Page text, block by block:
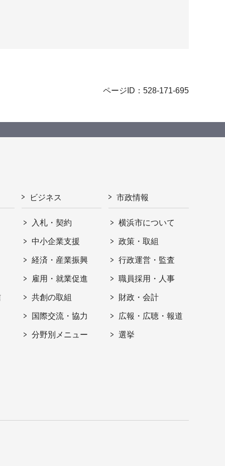
ページID：528-171-695
ビジネス
入札・契約
中小企業支援
経済・産業振興
雇用・就業促進
共創の取組
国際交流・協力
分野別メニュー
市政情報
横浜市について
政策・取組
行政運営・監査
職員採用・人事
財政・会計
広報・広聴・報道
選挙